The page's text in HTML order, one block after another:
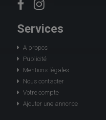
Services
A propos
Publicité
Mentions légales
Nous contacter
Votre compte
Ajouter une annonce